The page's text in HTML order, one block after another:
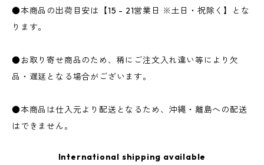
●本商品の出荷目安は【15 - 21営業日 ※土日・祝除く】とな
ります。
●お取り寄せ商品のため、稀にご注文入れ違い等により欠
品・遅延となる場合がございます。
●本商品は仕入元より配送となるため、沖縄・離島への配送
はできません。
International shipping available